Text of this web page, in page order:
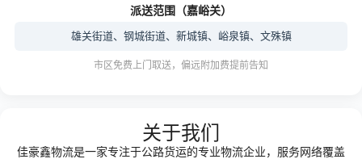
派送范围（嘉峪关）
雄关街道、钢城街道、新城镇、峪泉镇、文殊镇
市区免费上门取送，偏远附加费提前告知
关于我们
佳豪鑫物流是一家专注于公路货运的专业物流企业，服务网络覆盖